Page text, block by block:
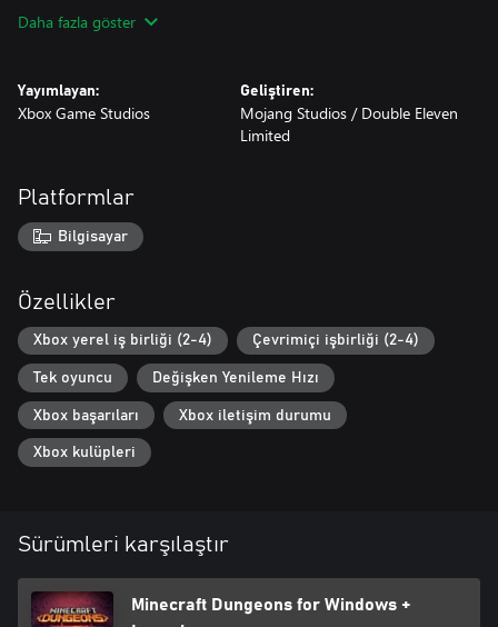
Daha fazla göster
Yayımlayan:
Xbox Game Studios
Geliştiren:
Mojang Studios / Double Eleven
Limited
Platformlar
Bilgisayar
Özellikler
Xbox yerel iş birliği (2-4) Çevrimiçi işbirliği (2-4)
Tek oyuncu Değişken Yenileme Hızı
Xbox başarıları Xbox iletişim durumu
Xbox kulüpleri
Sürümleri karşılaştır
Minecraft Dungeons for Windows +